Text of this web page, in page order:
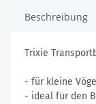
Beschreibung
Trixie
- für kleine
- ideal für den